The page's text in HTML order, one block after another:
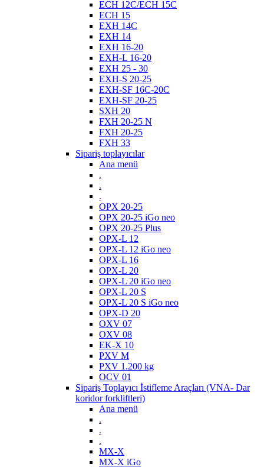
ECH 12C/ECH 15C
ECH 15
EXH 14C
EXH 14
EXH 16-20
EXH-L 16-20
EXH 25 - 30
EXH-S 20-25
EXH-SF 16C-20C
EXH-SF 20-25
SXH 20
FXH 20-25 N
FXH 20-25
FXH 33
Sipariş toplayıcılar
Ana menü
.
.
.
OPX 20-25
OPX 20-25 iGo neo
OPX 20-25 Plus
OPX-L 12
OPX-L 12 iGo neo
OPX-L 16
OPX-L 20
OPX-L 20 iGo neo
OPX-L 20 S
OPX-L 20 S iGo neo
OPX-D 20
OXV 07
OXV 08
EK-X 10
PXV M
PXV 1.200 kg
OCV 01
Sipariş Toplayıcı İstifleme Araçları (VNA- Dar
koridor forkliftleri)
Ana menü
.
.
.
MX-X
MX-X iGo